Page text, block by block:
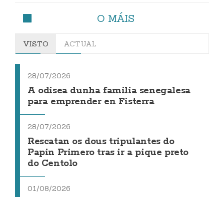
O MÁIS
VISTO ACTUAL
28/07/2026
A odisea dunha familia senegalesa
para emprender en Fisterra
28/07/2026
Rescatan os dous tripulantes do
Papin Primero tras ir a pique preto
do Centolo
01/08/2026